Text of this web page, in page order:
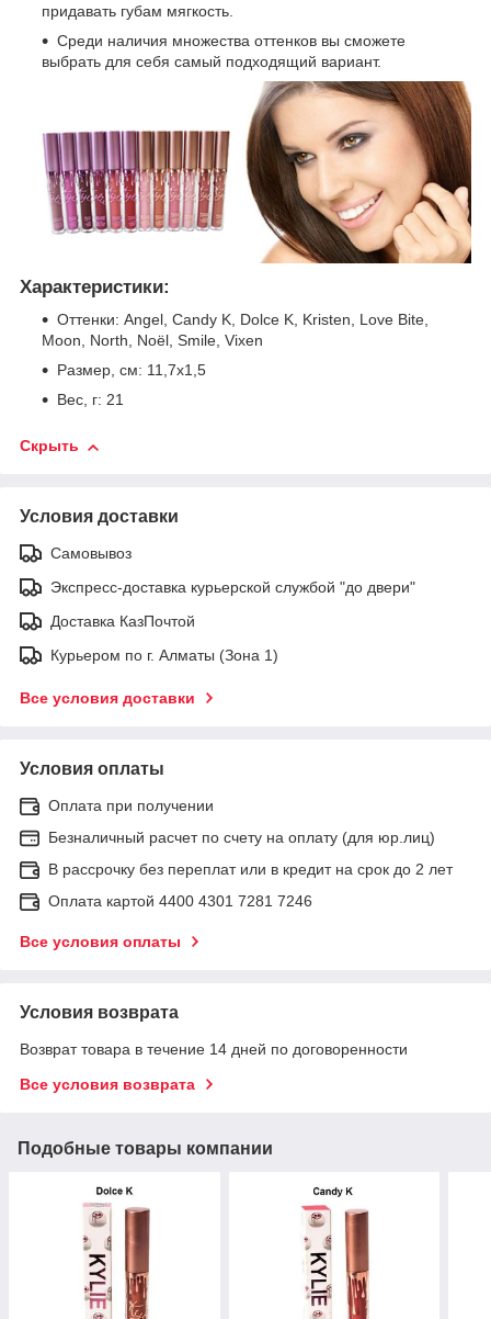
придавать губам мягкость.
Среди наличия множества оттенков вы сможете
выбрать для себя самый подходящий вариант.
Характеристики:
Оттенки: Angel, Candy K, Dolce K, Kristen, Love Bite,
Moon, North, Noёl, Smile, Vixen
Размер, см: 11,7х1,5
Вес, г: 21
Скрыть
Условия доставки
Самовывоз
Экспресс-доставка курьерской службой "до двери"
Доставка КазПочтой
Курьером по г. Алматы (Зона 1)
Все условия доставки
Условия оплаты
Оплата при получении
Безналичный расчет по счету на оплату (для юр.лиц)
В рассрочку без переплат или в кредит на срок до 2 лет
Оплата картой 4400 4301 7281 7246
Все условия оплаты
Условия возврата
Возврат товара в течение 14 дней по договоренности
Все условия возврата
Подобные товары компании